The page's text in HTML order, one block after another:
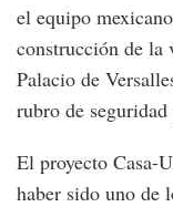
el equipo
construcción de la
Palacio de
rubro de
El proyecto Casa-
haber sido uno de